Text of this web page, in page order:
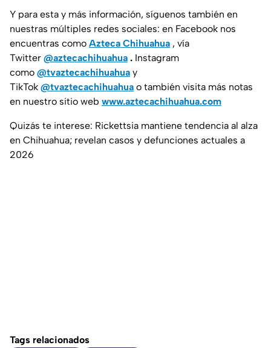
Y para esta y más información, síguenos también en
nuestras múltiples redes sociales: en Facebook nos
encuentras como Azteca Chihuahua , vía
Twitter @aztecachihuahua . Instagram
como @tvaztecachihuahua y
TikTok @tvaztecachihuahua o también visita más notas
en nuestro sitio web www.aztecachihuahua.com
Quizás te interese: Rickettsia mantiene tendencia al alza
en Chihuahua; revelan casos y defunciones actuales a
2026
Tags relacionados